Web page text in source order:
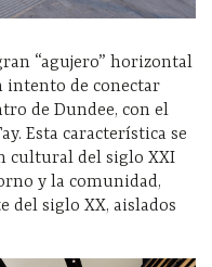
“agujero” horizontal
intento de conectar
de Dundee, con el
Esta característica se
cultural del siglo XXI
y la comunidad,
del siglo XX, aislados